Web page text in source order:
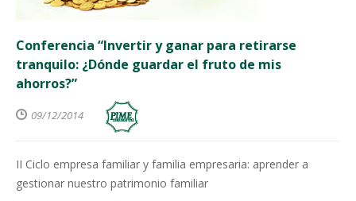
Conferencia “Invertir y ganar para retirarse
tranquilo: ¿Dónde guardar el fruto de mis
ahorros?”
09/12/2014
II Ciclo empresa familiar y familia empresaria: aprender a
gestionar nuestro patrimonio familiar